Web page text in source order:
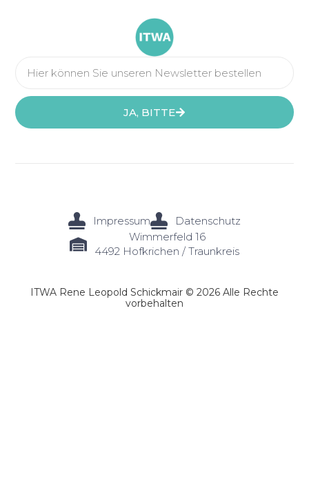
JA, BITTE
Impressum
Datenschutz
Wimmerfeld 16
4492 Hofkrichen / Traunkreis
ITWA Rene Leopold Schickmair © 2026 Alle Rechte
vorbehalten